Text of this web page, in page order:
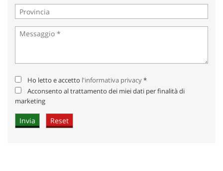
Ho letto e accetto l'informativa privacy*
Acconsento al trattamento dei miei dati per finalità di
marketing